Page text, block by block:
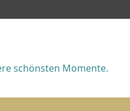
schönsten Momente.